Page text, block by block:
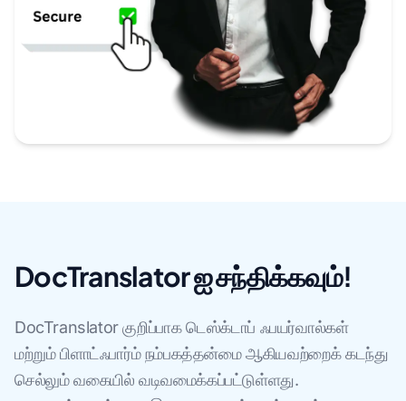
DocTranslator ஐ சந்திக்கவும்!
DocTranslator குறிப்பாக டெஸ்க்டாப் ஃபயர்வால்கள்
மற்றும் பிளாட்ஃபார்ம் நம்பகத்தன்மை ஆகியவற்றைக் கடந்து
செல்லும் வகையில் வடிவமைக்கப்பட்டுள்ளது.